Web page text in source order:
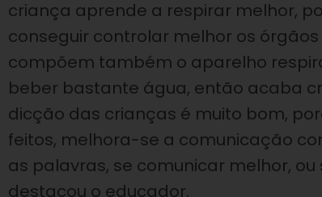
criança aprende a respirar melhor,
conseguir controlar melhor os
compõem também o aparelho
beber bastante água, então acaba
dicção das crianças é muito bom,
feitos, melhora-se a comunicação
as palavras, se comunicar melhor,
destacou o educador.